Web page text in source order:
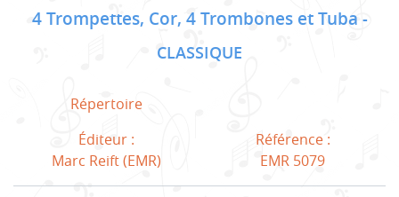
4 Trompettes, Cor, 4 Trombones et Tuba
CLASSIQUE
Répertoire
Éditeur :
Marc Reift (EMR)
Référence :
EMR 5079